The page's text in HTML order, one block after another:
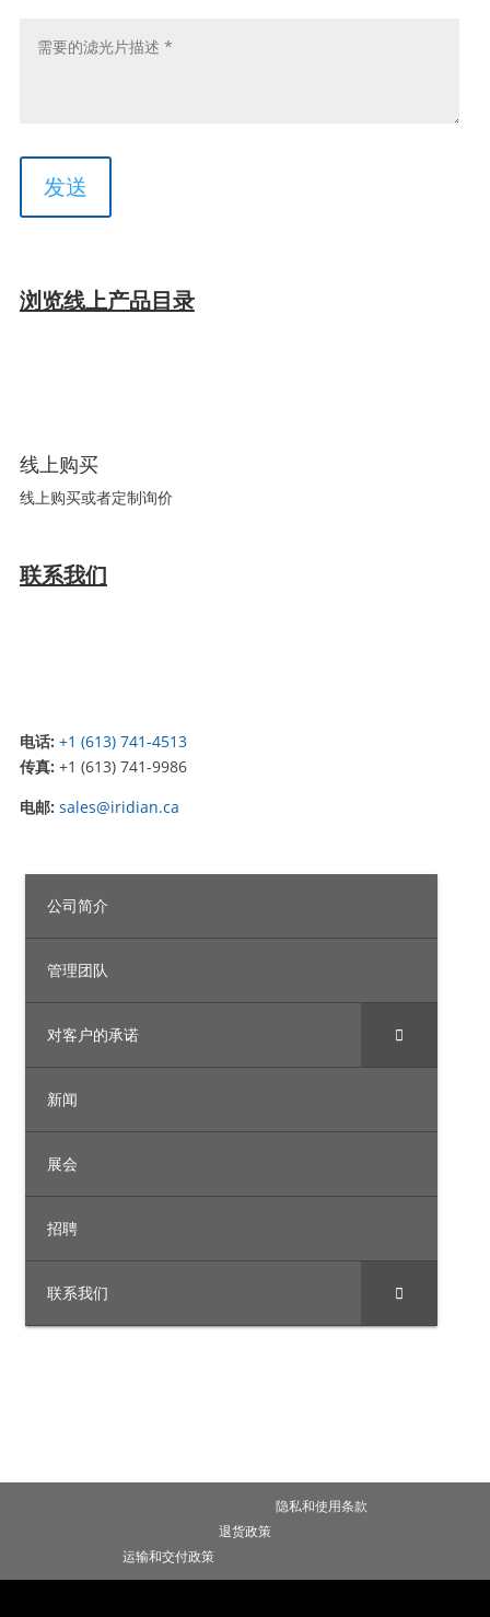
浏览线上产品目录
线上购买
线上购买或者定制询价
联系我们
电话: +1 (613) 741-4513
传真: +1 (613) 741-9986
电邮: sales@iridian.ca
公司简介
管理团队
对客户的承诺
新闻
展会
招聘
联系我们
隐私和使用条款
退货政策
运输和交付政策